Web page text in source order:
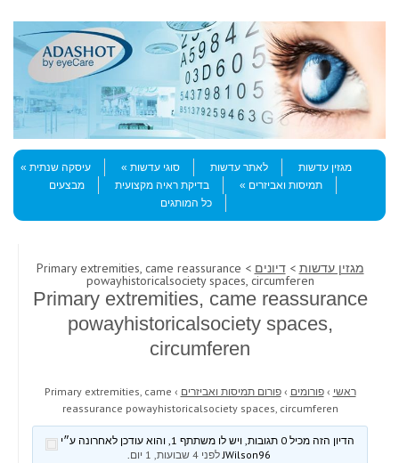
Menu
Skip to content
מגזין עדשות
לאתר עדשות סוגי עדשות
עיסקה שנתית
תמיסות ואביזרים
בדיקת ראיה מקצועית
מבצעים
כל המותגים
מגזין עדשות >דיונים > Primary extremities, came reassurance
powayhistoricalsociety spaces, circumferen
Primary extremities, came reassurance
powayhistoricalsociety spaces,
circumferen
ראשי › פורומים › פורום תמיסות ואביזרים ›
Primary extremities, came
reassurance powayhistoricalsociety spaces, circumferen
הדיון הזה מכיל 0 תגובות, ויש לו משתתף 1, והוא עודכן לאחרונה ע״י
לפני 4 שבועות, 1 יום .